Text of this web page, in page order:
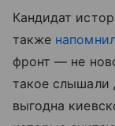
Кандидат
также
фронт — не
такое слышали
выгодна